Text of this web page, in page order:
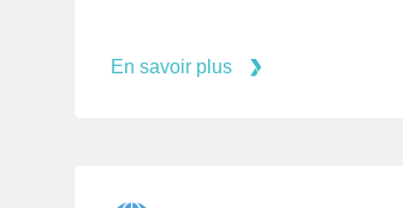
En savoir plus